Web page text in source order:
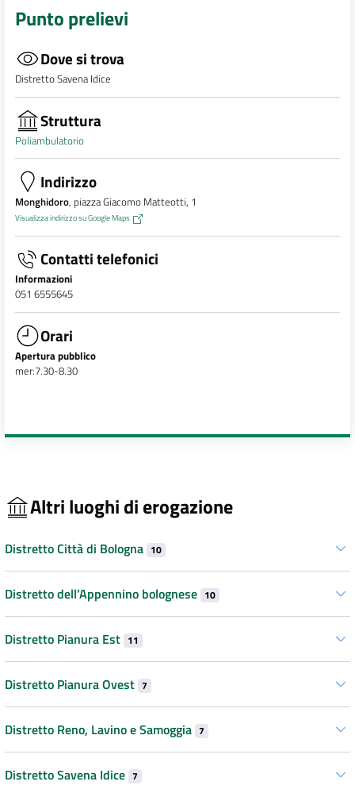
Punto prelievi
Dove si trova
Distretto Savena Idice
Struttura
Poliambulatorio
Indirizzo
Monghidoro, piazza Giacomo Matteotti, 1
Visualizza indirizzo su Google Maps
Contatti telefonici
Informazioni
051 6555645
Orari
Apertura pubblico
mer:7.30-8.30
Altri luoghi di erogazione
Distretto Città di Bologna 10
Distretto dell’Appennino bolognese 10
Distretto Pianura Est 11
Distretto Pianura Ovest 7
Distretto Reno, Lavino e Samoggia 7
Distretto Savena Idice 7